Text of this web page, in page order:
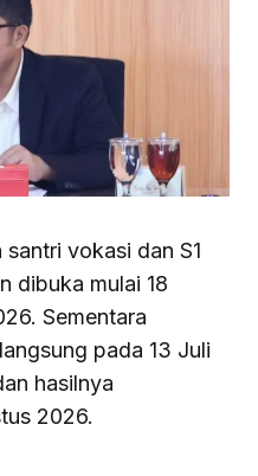
vokasi dan S1
dibuka mulai 18
Sementara
pada 13 Juli
hasilnya
2026.